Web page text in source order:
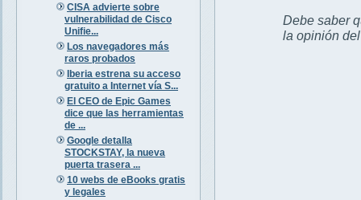
CISA advierte sobre
vulnerabilidad de Cisco
Unifie...
Los navegadores más
raros probados
Iberia estrena su acceso
gratuito a Internet vía S...
El CEO de Epic Games
dice que las herramientas
de ...
Google detalla
STOCKSTAY, la nueva
puerta trasera ...
10 webs de eBooks gratis
y legales
Debe saber
la opinión